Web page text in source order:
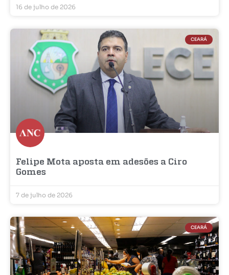
16 de julho de 2026
CEARÁ
Felipe Mota aposta em adesões a Ciro
Gomes
7 de julho de 2026
CEARÁ